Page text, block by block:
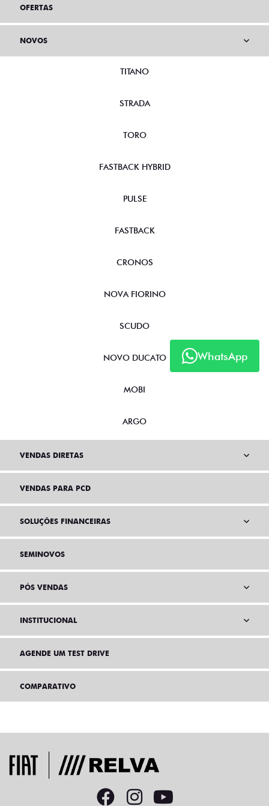
WhatsApp
OFERTAS
NOVOS
TITANO
STRADA
TORO
FASTBACK HYBRID
PULSE
FASTBACK
CRONOS
NOVA FIORINO
SCUDO
NOVO DUCATO
MOBI
ARGO
VENDAS DIRETAS
VENDAS PARA PCD
SOLUÇÕES FINANCEIRAS
SEMINOVOS
PÓS VENDAS
INSTITUCIONAL
AGENDE UM TEST DRIVE
COMPARATIVO